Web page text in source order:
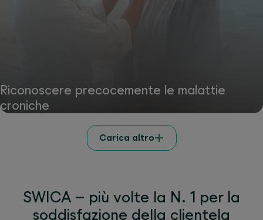
Riconoscere precocemente le malattie
croniche
Carica altro
SWICA – più volte la N. 1 per la
soddisfazione della clientela